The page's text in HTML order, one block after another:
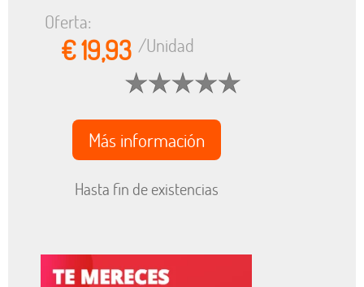
Oferta:
€ 19,93 /Unidad
Más información
Hasta fin de existencias